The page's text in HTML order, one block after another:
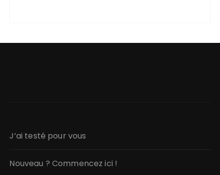
J’ai testé pour vous
Nouveau ? Commencez ici !